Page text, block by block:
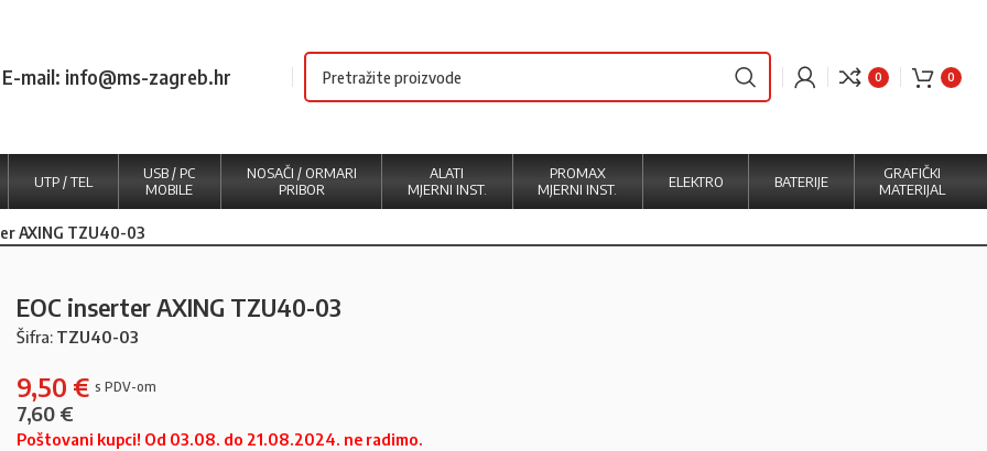
E-mail: info@ms-zagreb.hr 0 0
UTP / TEL
USB / PC
MOBILE
NOSAČI / ORMARI
PRIBOR
ALATI
MJERNI INST.
PROMAX
MJERNI INST.
ELEKTRO BATERIJE
GRAFIČKI
MATERIJAL
AXING TZU40-03
EOC inserter AXING TZU40-03
Šifra: TZU40-03
9,50 €
7,60 €
Poštovani kupci! Od 03.08. do 21.08.2024. ne radimo.